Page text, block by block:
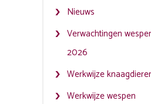
Nieuws
Verwachtingen
2026
Werkwijze
Werkwijze wespen